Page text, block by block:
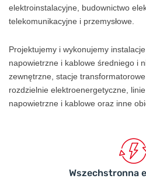
elektroinstalacyjne, budownictwo
telekomunikacyjne i przemysłowe.
Projektujemy i wykonujemy
napowietrzne i kablowe średniego i
zewnętrzne, stacje
rozdzielnie elektroenergetyczne, linie
napowietrzne i kablowe oraz inne
Wszechstronna